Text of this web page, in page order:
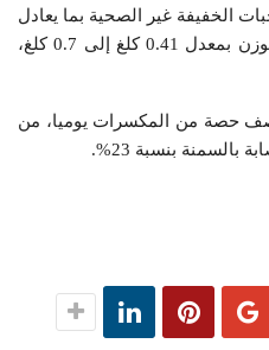
الخفيفة غير الصحية بما يعادل
حفنة من المكسرات، منع زيادة الوزن بمعدل 0.41 كلغ إلى 0.7 كلغ،
نصف حصة من المكسرات يوميا، من
بنسبة 23%.